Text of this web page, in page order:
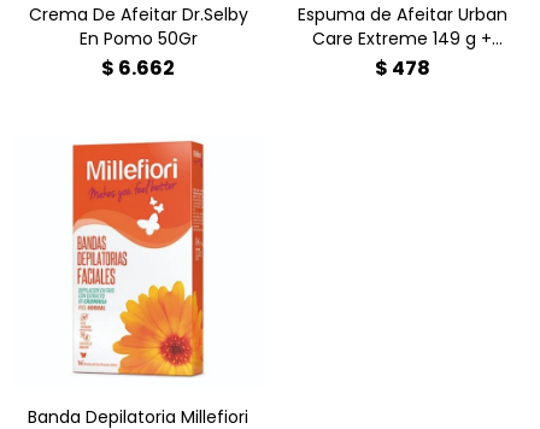
Crema De Afeitar Dr.Selby
En Pomo 50Gr
$ 6.662
Espuma de Afeitar Urban
Care Extreme 149 g +
Bálsamo After Shave 100 g
$ 478
Banda Depilatoria Millefiori
Facial Care 16 Un
Banda Depilatoria Millefiori